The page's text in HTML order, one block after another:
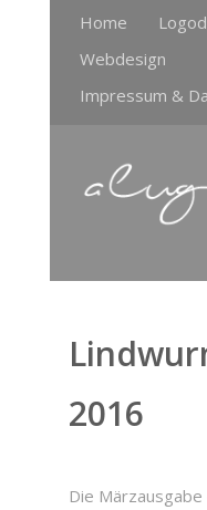
Home
Webdesign
Impressum &
2016
Die